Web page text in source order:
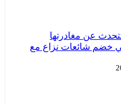
عن مغادرتها
خضم شائعات نزاع مع